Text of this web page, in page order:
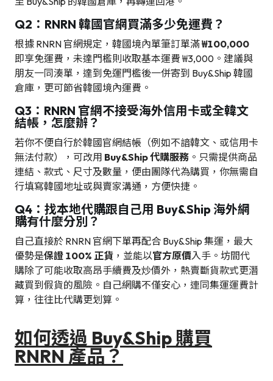
Q2：RNRN 韓國官網買滿多少免運費？
根據 RNRN 官網規定，韓國境內單筆訂單滿₩100,000
即享免運費，未達門檻則收取基本運費 ₩3,000。建議與
朋友一同湊單，達到免運門檻後一併寄到 Buy&Ship 韓國
倉庫，更可節省韓國境內運費。
Q3：RNRN 官網不接受海外信用卡或全韓文
結帳，怎麼辦？
若你不便自行於韓國官網結帳（例如不諳韓文、或信用卡
無法付款），可改用 Buy&Ship 代購服務 。只需提供商品
連結、款式、尺寸及數量，便由團隊代為購買，你無需自
行填寫韓國地址或與賣家溝通，方便快捷。
Q4：找本地代購跟自己用 Buy&Ship 海外網
購有什麼分別？
自己直接於 RNRN 官網下單再配合 Buy&Ship 集運，最大
優勢是保證 100% 正貨 ，並能以官方原價入手。坊間代
購除了可能收取高昂手續費及炒價外，熱賣斷貨款式更潛
藏買到假貨的風險。自己網購不僅安心，連同集運運費計
算，往往比代購更划算。
如何透過 Buy&Ship 購買
RNRN 產品？